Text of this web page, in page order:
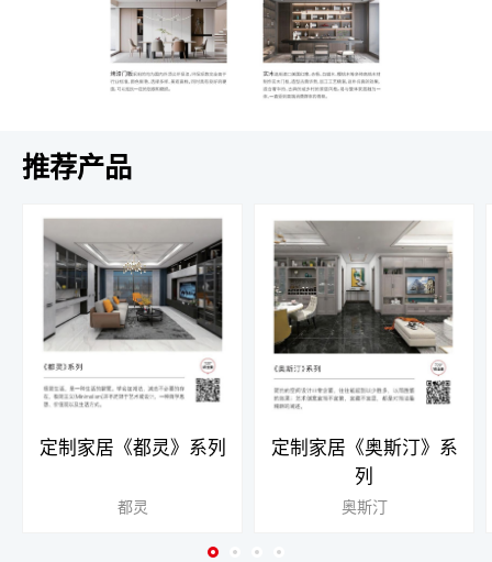
推荐产品
定制家居《都灵》系列
都灵
定制家居《奥斯汀》系
列
奥斯汀